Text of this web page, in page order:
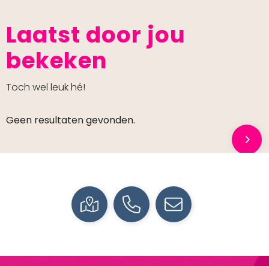
Laatst door jou
bekeken
Toch wel leuk hé!
Geen resultaten gevonden.